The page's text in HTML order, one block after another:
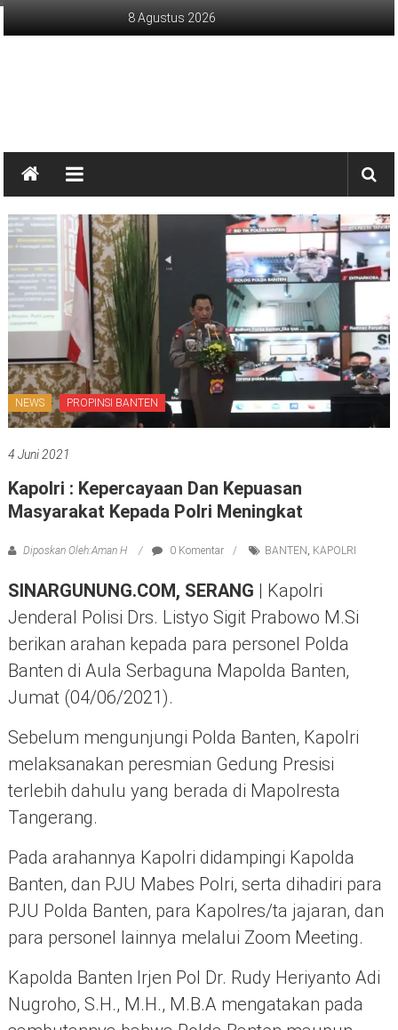
Lompat
8 Agustus 2026
jujur
terpercaya
NEWS PROPINSI BANTEN
4 Juni 2021
Kapolri : Kepercayaan Dan Kepuasan
Masyarakat Kepada Polri Meningkat
Diposkan Oleh:Aman H 0 Komentar BANTEN , KAPOLRI
SINARGUNUNG.COM, SERANG | Kapolri
Jenderal Polisi Drs. Listyo Sigit Prabowo M.Si
berikan arahan kepada para personel Polda
Banten di Aula Serbaguna Mapolda Banten,
Jumat (04/06/2021).
Sebelum mengunjungi Polda Banten, Kapolri
melaksanakan peresmian Gedung Presisi
terlebih dahulu yang berada di Mapolresta
Tangerang.
Pada arahannya Kapolri didampingi Kapolda
Banten, dan PJU Mabes Polri, serta dihadiri para
PJU Polda Banten, para Kapolres/ta jajaran, dan
para personel lainnya melalui Zoom Meeting.
Kapolda Banten Irjen Pol Dr. Rudy Heriyanto Adi
Nugroho, S.H., M.H., M.B.A mengatakan pada